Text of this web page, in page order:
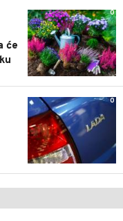
0
će
0